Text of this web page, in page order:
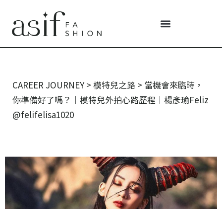
CAREER JOURNEY > 模特兒之路 > 當機會來臨時，
你準備好了嗎？｜模特兒外拍心路歷程｜楊彥瑜Feliz
@felifelisa1020